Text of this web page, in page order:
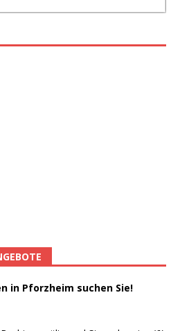
in Pforzheim suchen Sie!